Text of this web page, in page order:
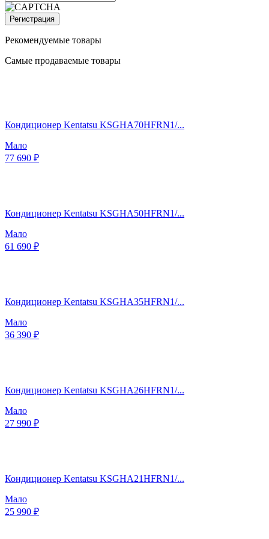
Регистрация
Рекомендуемые товары
Самые продаваемые товары
Кондиционер Kentatsu KSGHA70HFRN1/...
Мало
77 690 ₽
Кондиционер Kentatsu KSGHA50HFRN1/...
Мало
61 690 ₽
Кондиционер Kentatsu KSGHA35HFRN1/...
Мало
36 390 ₽
Кондиционер Kentatsu KSGHA26HFRN1/...
Мало
27 990 ₽
Кондиционер Kentatsu KSGHA21HFRN1/...
Мало
25 990 ₽